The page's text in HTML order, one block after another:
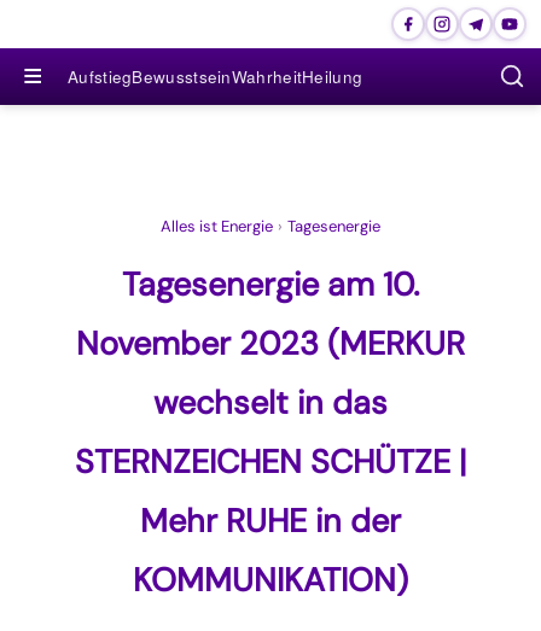
≡ AufstiegBewusstseinWahrheitHeilung
Alles ist Energie › Tagesenergie
Tagesenergie am 10.
November 2023 (MERKUR
wechselt in das
STERNZEICHEN SCHÜTZE |
Mehr RUHE in der
KOMMUNIKATION)